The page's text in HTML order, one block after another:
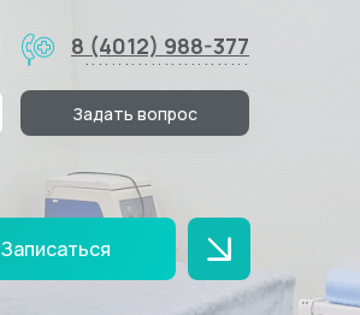
.........................
8 (4012) 988-377
Задать вопрос
Записаться